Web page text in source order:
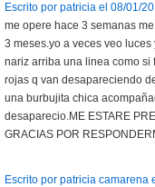
Escrito por patricia el 08/01/
me opere hace 3 semanas
3 meses.yo a veces veo
nariz arriba una linea como
rojas q van desapareciendo
una burbujita chica
desaparecio.ME ESTARE
GRACIAS POR
Escrito por patricia camarena